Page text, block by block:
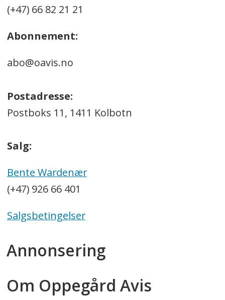
(+47) 66 82 21 21
Abonnement:
abo@oavis.no
Postadresse:
Postboks 11, 1411 Kolbotn
Salg:
Bente Wardenær
(+47) 926 66 401
Salgsbetingelser
Annonsering
Om Oppegård Avis